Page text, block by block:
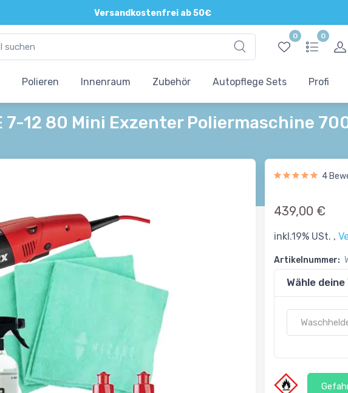
Versandkostenfrei ab 50€
Direkte und persönliche Beratung
0 0
Polieren Innenraum Zubehör Autopflege Sets Profi
7-12 80 Mini Exzenter Poliermaschine
4
439,00 €
inkl.19% USt. ,
Artikelnummer:
Wähle